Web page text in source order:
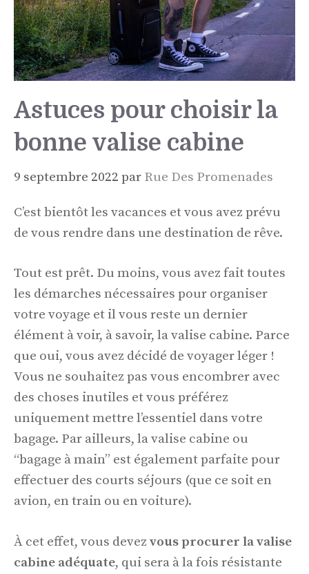
Astuces pour choisir la
bonne valise cabine
9 septembre 2022 par Rue Des Promenades
C’est bientôt les vacances et vous avez prévu
de vous rendre dans une destination de rêve.
Tout est prêt. Du moins, vous avez fait toutes
les démarches nécessaires pour organiser
votre voyage et il vous reste un dernier
élément à voir, à savoir, la valise cabine. Parce
que oui, vous avez décidé de voyager léger !
Vous ne souhaitez pas vous encombrer avec
des choses inutiles et vous préférez
uniquement mettre l’essentiel dans votre
bagage. Par ailleurs, la valise cabine ou
“bagage à main” est également parfaite pour
effectuer des courts séjours (que ce soit en
avion, en train ou en voiture).
À cet effet, vous devez vous procurer la valise
cabine adéquate, qui sera à la fois résistante